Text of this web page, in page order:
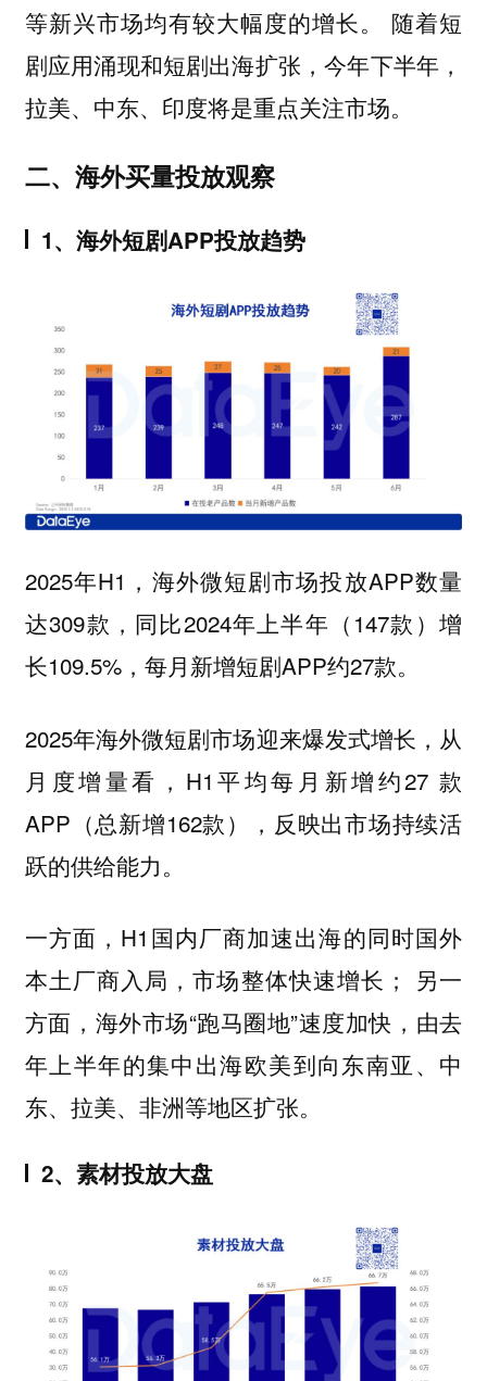
等新兴市场均有较大幅度的增长。 随着短
剧应用涌现和短剧出海扩张，今年下半年，
拉美、中东、印度将是重点关注市场。
二、海外买量投放观察
1、海外短剧APP投放趋势
2025年H1，海外微短剧市场投放APP数量
达309款，同比2024年上半年（147款）增
长109.5%，每月新增短剧APP约27款。
2025年海外微短剧市场迎来爆发式增长，从
月度增量看，H1平均每月新增约27 款
APP（总新增162款），反映出市场持续活
跃的供给能力。
一方面，H1国内厂商加速出海的同时国外
本土厂商入局，市场整体快速增长； 另一
方面，海外市场“跑马圈地”速度加快，由去
年上半年的集中出海欧美到向东南亚、中
东、拉美、非洲等地区扩张。
2、素材投放大盘